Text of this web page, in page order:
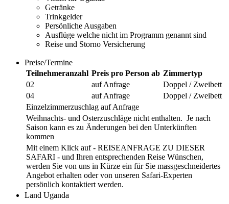
Getränke
Trinkgelder
Persönliche Ausgaben
Ausflüge welche nicht im Programm genannt sind
Reise und Storno Versicherung
Preise/Termine
Teilnehmeranzahl Preis pro Person ab Zimmertyp
02
auf Anfrage
Doppel / Zweibett
04
auf Anfrage
Doppel / Zweibett
Einzelzimmerzuschlag auf Anfrage
Weihnachts- und Osterzuschläge nicht enthalten. Je nach
Saison kann es zu Änderungen bei den Unterkünften
kommen
Mit einem Klick auf - REISEANFRAGE ZU DIESER
SAFARI - und Ihren entsprechenden Reise Wünschen,
werden Sie von uns in Kürze ein für Sie massgeschneidertes
Angebot erhalten oder von unseren Safari-Experten
persönlich kontaktiert werden.
Land Uganda